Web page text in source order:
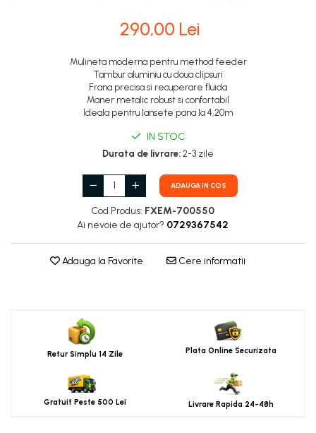
290,00 Lei
Mulineta moderna pentru method feeder
Tambur aluminiu cu doua clipsuri
Frana precisa si recuperare fluida
Maner metalic robust si confortabil
Ideala pentru lansete pana la 4,20m
IN STOC
Durata de livrare: 2-3 zile
ADAUGA IN COS
Cod Produs: FXEM-700550
Ai nevoie de ajutor? 0729367542
Adauga la Favorite Cere informatii
Retur Simplu 14 Zile Plata Online Securizata
Gratuit Peste 500 Lei Livrare Rapida 24-48h